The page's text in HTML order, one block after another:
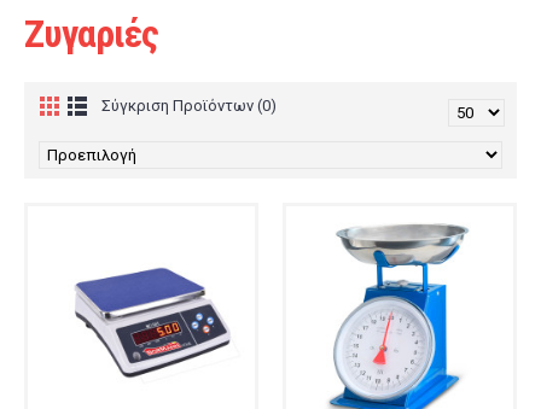
Ζυγαριές
Σύγκριση Προϊόντων (0)